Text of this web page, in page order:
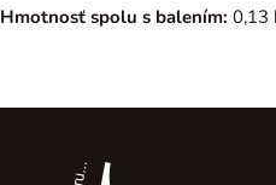
Hmotnosť spolu s balením: 0,13